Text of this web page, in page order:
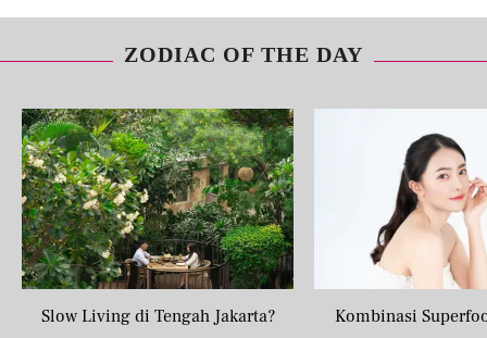
ZODIAC OF THE DAY
Slow Living di Tengah Jakarta?
Kombinasi